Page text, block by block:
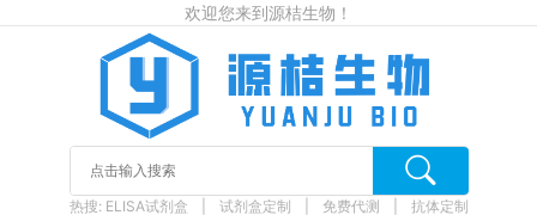
欢迎您来到源桔生物！
热搜: ELISA试剂盒 试剂盒定制 免费代测 抗体定制